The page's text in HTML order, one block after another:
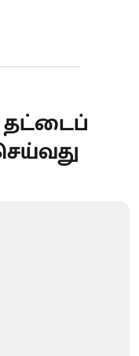
தட்டைப்